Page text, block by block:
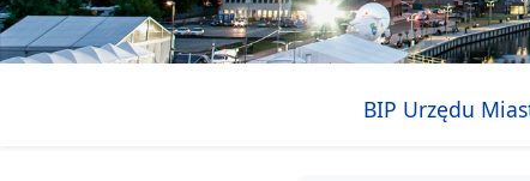
BIP Urzędu